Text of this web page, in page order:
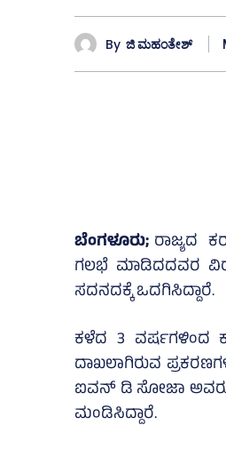
By ಜಿ ಮಹಂತೇಶ್
ಬೆಂಗಳೂರು; ರಾಜ್ಯದ
ಗಲಭೆ ಮಾಡಿದದವರ
ಸದನದಕ್ಕೆ ಒದಗಿಸಿದ್ದಾರೆ.
ಕಳೆದ 3 ವರ್ಷಗಳಿಂದ
ದಾಖಲಾಗಿರುವ
ಐವನ್ ಡಿ ಸೋಜಾ ಅವರು
ಮಂಡಿಸಿದ್ದಾರೆ.